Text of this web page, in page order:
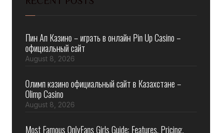
Пин Ап Казино – играть в онлайн Pin Up Casino –
официальный сайт
August 8, 2026
Олимп казино официальный сайт в Казахстане –
Olimp Casino
August 8, 2026
Most Famous OnlyFans Girls Guide: Features, Pricing,